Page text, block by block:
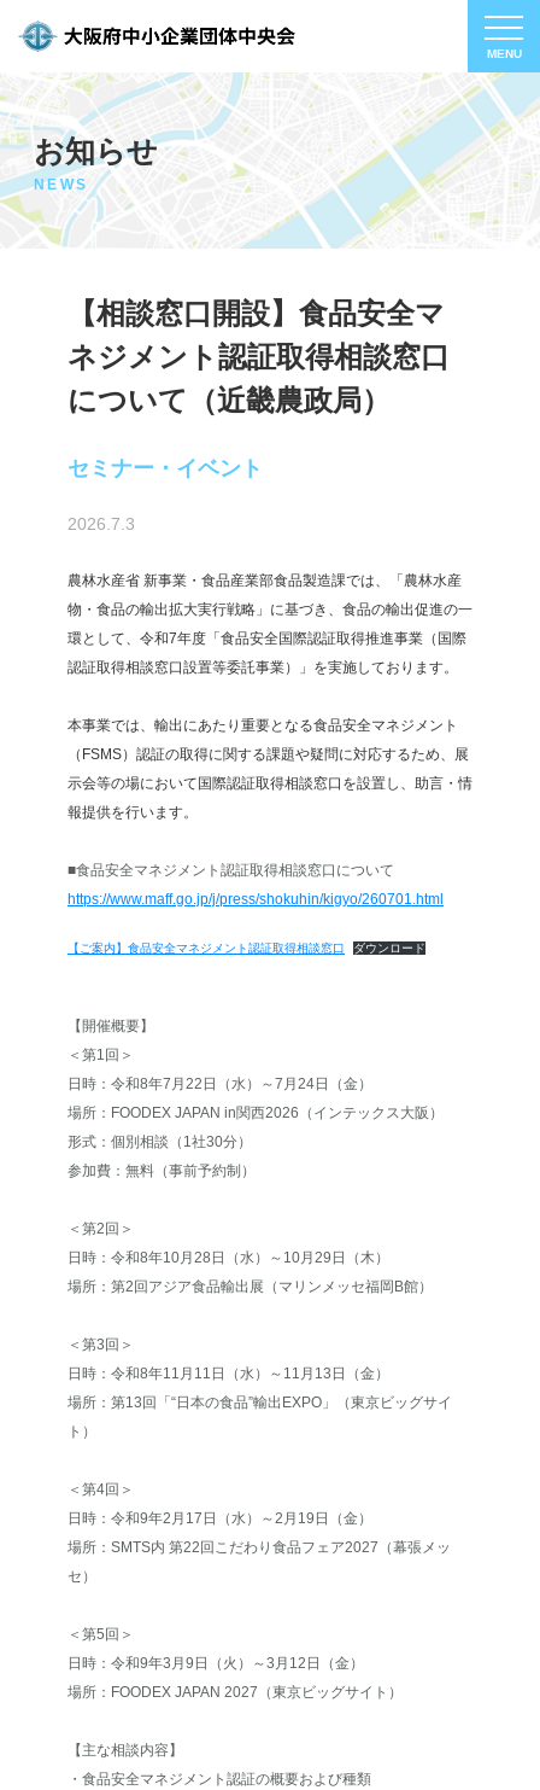
お知らせ
NEWS
【相談窓口開設】食品安全マ
ネジメント認証取得相談窓口
について（近畿農政局）
セミナー・イベント
2026.7.3
農林水産省 新事業・食品産業部食品製造課では、「農林水産
物・食品の輸出拡大実行戦略」に基づき、食品の輸出促進の一
環として、令和7年度「食品安全国際認証取得推進事業（国際
認証取得相談窓口設置等委託事業）」を実施しております。
本事業では、輸出にあたり重要となる食品安全マネジメント
（FSMS）認証の取得に関する課題や疑問に対応するため、展
示会等の場において国際認証取得相談窓口を設置し、助言・情
報提供を行います。
■食品安全マネジメント認証取得相談窓口について
https://www.maff.go.jp/j/press/shokuhin/kigyo/260701.html
【ご案内】食品安全マネジメント認証取得相談窓口 ダウンロード
【開催概要】
＜第1回＞
日時：令和8年7月22日（水）～7月24日（金）
場所：FOODEX JAPAN in関西2026（インテックス大阪）
形式：個別相談（1社30分）
参加費：無料（事前予約制）
＜第2回＞
日時：令和8年10月28日（水）～10月29日（木）
場所：第2回アジア食品輸出展（マリンメッセ福岡B館）
＜第3回＞
日時：令和8年11月11日（水）～11月13日（金）
場所：第13回「“日本の食品”輸出EXPO」（東京ビッグサイ
ト）
＜第4回＞
日時：令和9年2月17日（水）～2月19日（金）
場所：SMTS内 第22回こだわり食品フェア2027（幕張メッ
セ）
＜第5回＞
日時：令和9年3月9日（火）～3月12日（金）
場所：FOODEX JAPAN 2027（東京ビッグサイト）
【主な相談内容】
・食品安全マネジメント認証の概要および種類